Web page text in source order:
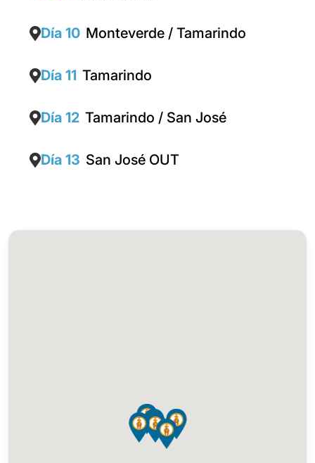
Día 10 Monteverde / Tamarindo
Día 11 Tamarindo
Día 12 Tamarindo / San José
Día 13 San José OUT